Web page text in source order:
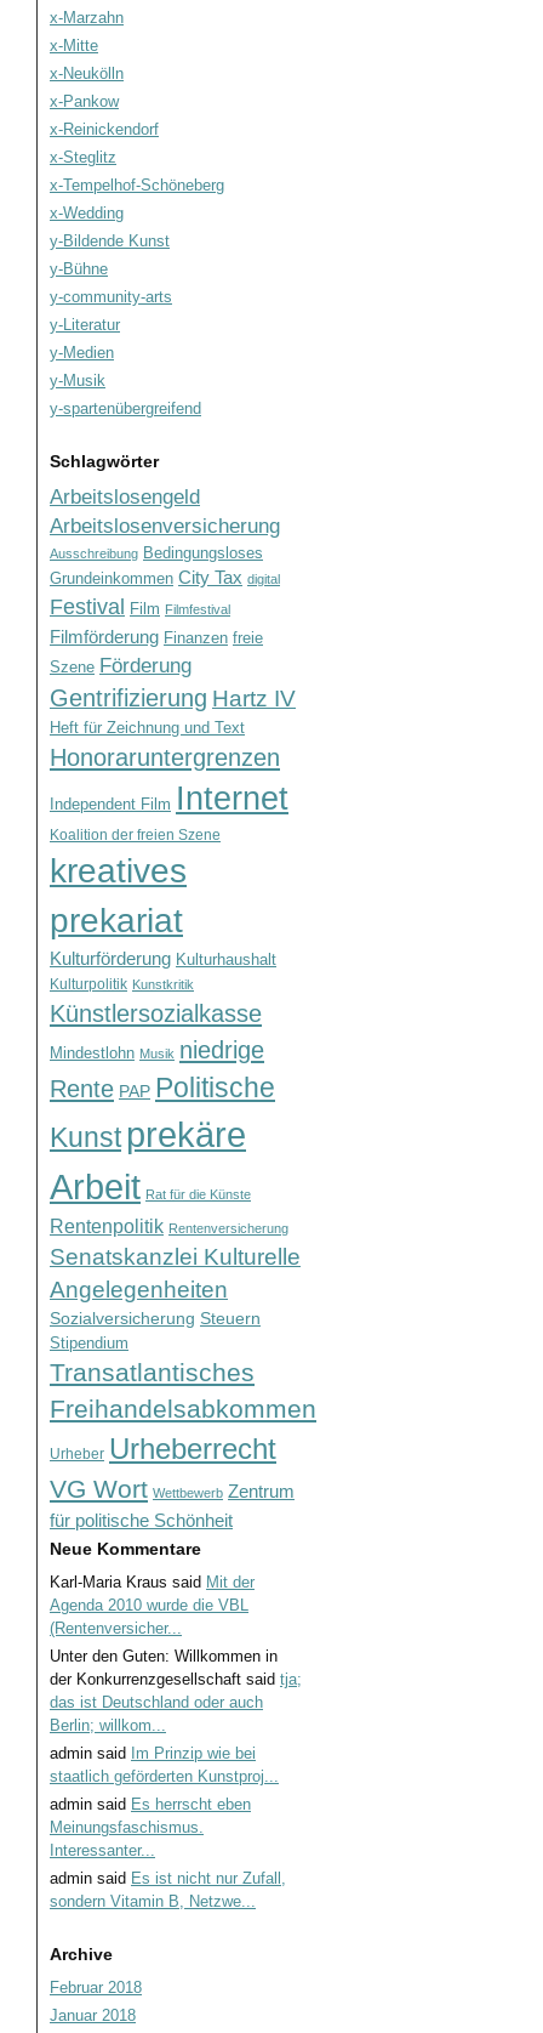
x-Marzahn
x-Mitte
x-Neukölln
x-Pankow
x-Reinickendorf
x-Steglitz
x-Tempelhof-Schöneberg
x-Wedding
y-Bildende Kunst
y-Bühne
y-community-arts
y-Literatur
y-Medien
y-Musik
y-spartenübergreifend
Schlagwörter
Arbeitslosengeld
Arbeitslosenversicherung
Ausschreibung Bedingungsloses
Grundeinkommen City Tax digital
Festival Film Filmfestival
Filmförderung Finanzen freie
Szene Förderung
Gentrifizierung Hartz IV
Heft für Zeichnung und Text
Honoraruntergrenzen
Independent Film Internet
Koalition der freien Szene
kreatives
prekariat
Kulturförderung Kulturhaushalt
Kulturpolitik Kunstkritik
Künstlersozialkasse
Mindestlohn Musik niedrige
Rente PAP Politische
Kunst prekäre
Arbeit Rat für die Künste
Rentenpolitik Rentenversicherung
Senatskanzlei Kulturelle
Angelegenheiten
Sozialversicherung Steuern
Stipendium
Transatlantisches
Freihandelsabkommen
Urheber Urheberrecht
VG Wort Wettbewerb Zentrum
für politische Schönheit
Neue Kommentare
Karl-Maria Kraus said Mit der
Agenda 2010 wurde die VBL
(Rentenversicher...
Unter den Guten: Willkommen in
der Konkurrenzgesellschaft said tja;
das ist Deutschland oder auch
Berlin; willkom...
admin said
Im Prinzip wie bei
staatlich geförderten Kunstproj...
admin said Es herrscht eben
Meinungsfaschismus.
Interessanter...
admin said Es ist nicht nur Zufall,
sondern Vitamin B, Netzwe...
Archive
Februar 2018
Januar 2018